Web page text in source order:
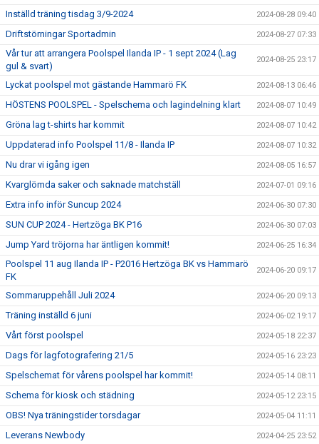
Inställd träning tisdag 3/9-2024 2024-08-28 09:40
Driftstörningar Sportadmin 2024-08-27 07:33
Vår tur att arrangera Poolspel Ilanda IP - 1 sept 2024 (Lag
gul & svart)
2024-08-25 23:17
Lyckat poolspel mot gästande Hammarö FK 2024-08-13 06:46
HÖSTENS POOLSPEL - Spelschema och lagindelning klart 2024-08-07 10:49
Gröna lag t-shirts har kommit 2024-08-07 10:42
Uppdaterad info Poolspel 11/8 - Ilanda IP 2024-08-07 10:32
Nu drar vi igång igen 2024-08-05 16:57
Kvarglömda saker och saknade matchställ 2024-07-01 09:16
Extra info inför Suncup 2024 2024-06-30 07:30
SUN CUP 2024 - Hertzöga BK P16 2024-06-30 07:03
Jump Yard tröjorna har äntligen kommit! 2024-06-25 16:34
Poolspel 11 aug Ilanda IP - P2016 Hertzöga BK vs Hammarö
FK
2024-06-20 09:17
Sommaruppehåll Juli 2024 2024-06-20 09:13
Träning inställd 6 juni 2024-06-02 19:17
Vårt först poolspel 2024-05-18 22:37
Dags för lagfotografering 21/5 2024-05-16 23:23
Spelschemat för vårens poolspel har kommit! 2024-05-14 08:11
Schema för kiosk och städning 2024-05-12 23:15
OBS! Nya träningstider torsdagar 2024-05-04 11:11
Leverans Newbody 2024-04-25 23:52